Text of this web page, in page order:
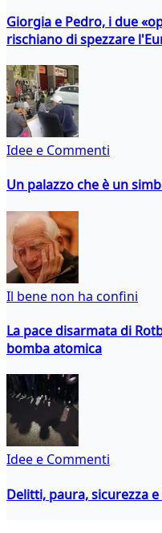
Giorgia e Pedro, i due
rischiano di spezzare
Idee e Commenti
Un palazzo che è un
Il bene non ha confini
La pace disarmata di
bomba atomica
Idee e Commenti
Delitti, paura, sicurezza